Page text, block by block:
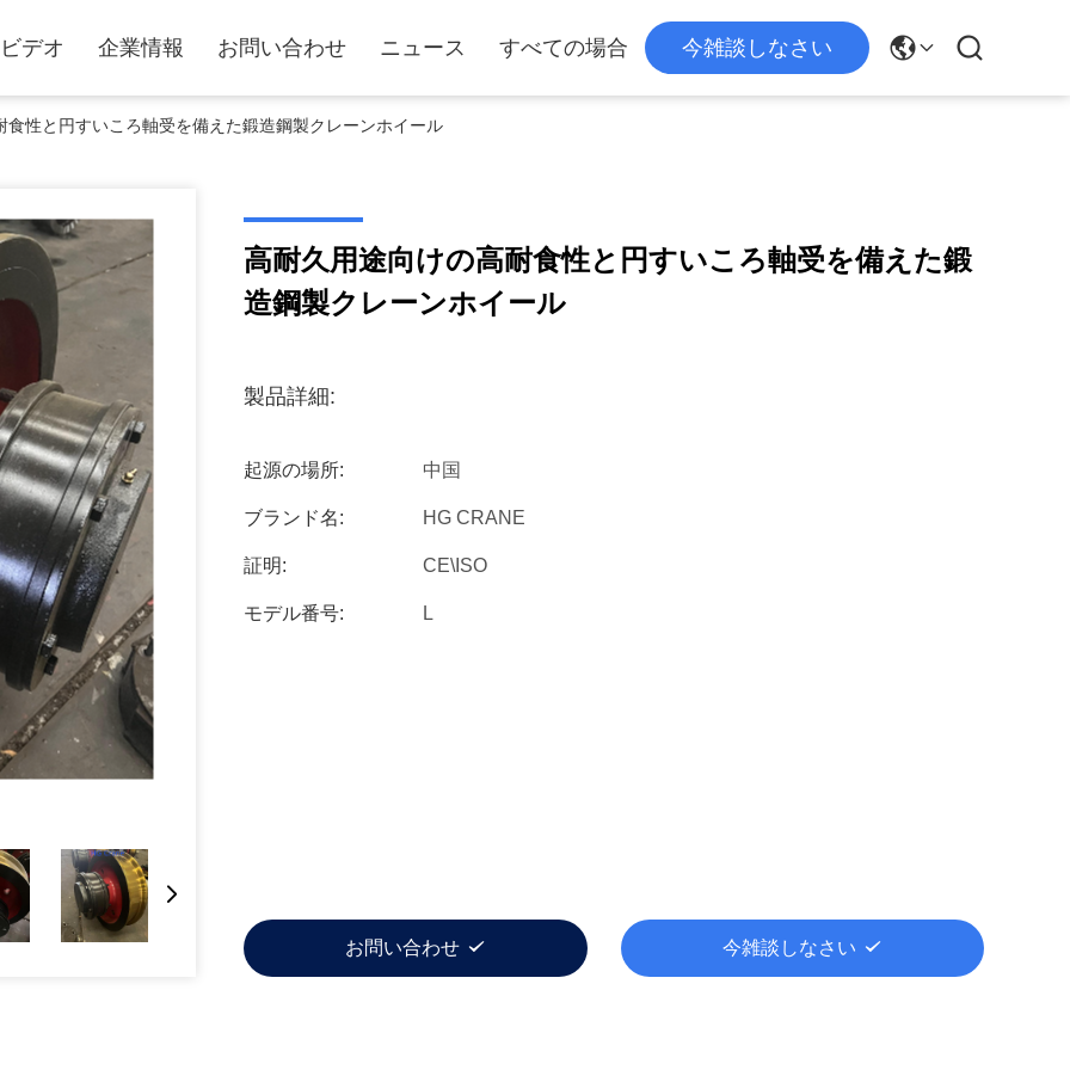
ビデオ 企業情報 お問い合わせ ニュース すべての場合 今雑談しなさい
食性と円すいころ軸受を備えた鍛造鋼製クレーンホイール
高耐久用途向けの高耐食性と円すいころ軸受を備えた鍛
造鋼製クレーンホイール
製品詳細:
起源の場所: 中国
ブランド名: HG CRANE
証明: CE\ISO
モデル番号: L
お問い合わせ 今雑談しなさい